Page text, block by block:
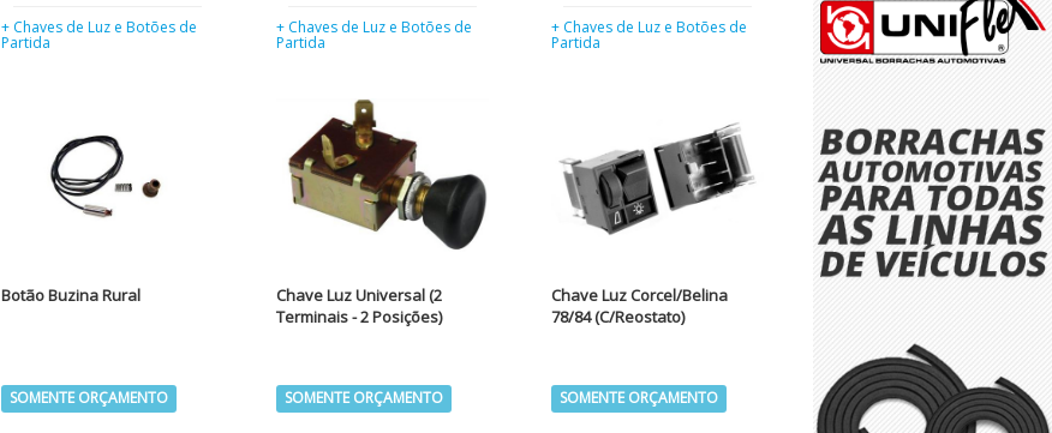
+ Chaves de Luz e Botões de
Partida
+ Chaves de Luz e Botões de
Partida
+ Chaves de Luz e Botões de
Partida
Botão Buzina Rural
SOMENTE ORÇAMENTO
Chave Luz Universal (2
Terminais - 2 Posições)
SOMENTE ORÇAMENTO
Chave Luz Corcel/Belina
78/84 (C/Reostato)
SOMENTE ORÇAMENTO